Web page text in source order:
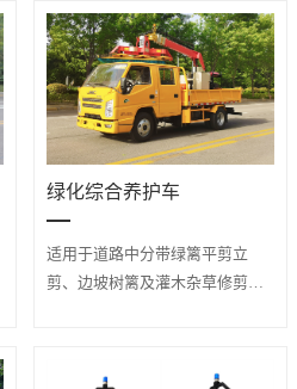
绿化综合养护车
适用于道路中分带绿篱平剪立
剪、边坡树篱及灌木杂草修剪、